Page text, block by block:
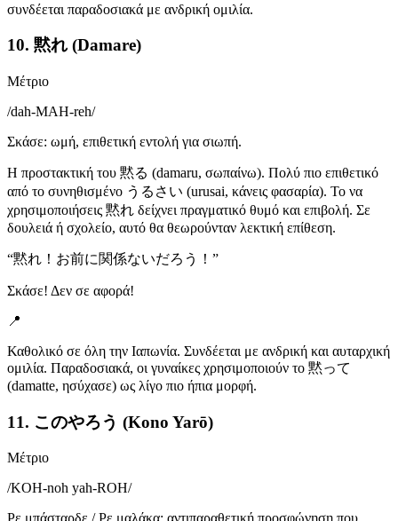
συνδέεται παραδοσιακά με ανδρική ομιλία.
10. 黙れ (Damare)
Μέτριο
/dah-MAH-reh/
Σκάσε: ωμή, επιθετική εντολή για σιωπή.
Η προστακτική του 黙る (damaru, σωπαίνω). Πολύ πιο επιθετικό
από το συνηθισμένο うるさい (urusai, κάνεις φασαρία). Το να
χρησιμοποιήσεις 黙れ δείχνει πραγματικό θυμό και επιβολή. Σε
δουλειά ή σχολείο, αυτό θα θεωρούνταν λεκτική επίθεση.
“黙れ！お前に関係ないだろう！ ”
Σκάσε! Δεν σε αφορά!
📍
Καθολικό σε όλη την Ιαπωνία. Συνδέεται με ανδρική και αυταρχική
ομιλία. Παραδοσιακά, οι γυναίκες χρησιμοποιούν το 黙って
(damatte, ησύχασε) ως λίγο πιο ήπια μορφή.
11. このやろう (Kono Yarō)
Μέτριο
/KOH-noh yah-ROH/